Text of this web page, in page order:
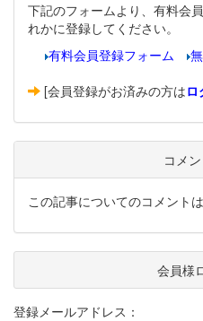
下記のフォームより、有料会
れかに登録してください。
有料会員登録フォーム
[会員登録がお済みの方はロ
コメ
この記事についてのコメント
会員様
登録メールアドレス：